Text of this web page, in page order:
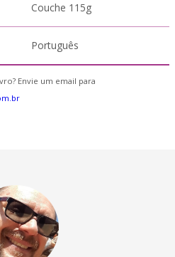
Couche 115g
Português
Envie um email para